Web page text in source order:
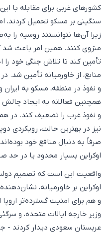
کشورهای غربی برای مقابله با
سنگینی بر مسکو تحمیل کردند،
زیرا آن‌ها نتوانستند روسیه را
منزوی کنند. همین امر باعث شد
تأمین کند تا تلاش جنگی خود
منابع، از خاورمیانه تأمین شد.
و نفوذ در منطقه، مسکو به
همچنین فعالانه به ایجاد چالش
و نفوذ غرب را تضعیف کند. در
نیز در بهترین حالت، رویکردی
صرفاً به دنبال منافع خود
اوکراین بسیار محدود یا در حد
واقعیت این است که تصمیم
اوکراین بر خاورمیانه،
و هم برای امنیت گسترده‌تر
وزیر خارجه ایالات متحده، و
عربستان سعودی دیدار کردند -